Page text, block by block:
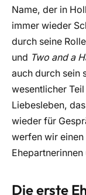
Name, der in
immer wieder
durch seine
und Two and a
auch durch sein
wesentlicher
Liebesleben,
wieder für
werfen wir
Die erste